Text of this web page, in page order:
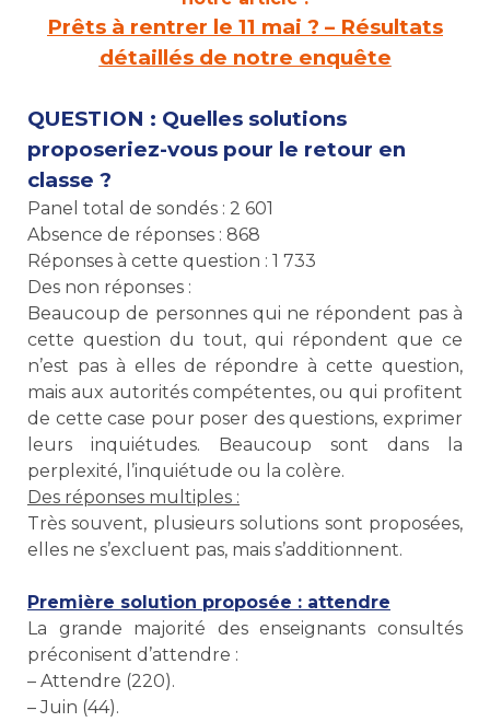
Prêts à rentrer le 11 mai ? – Résultats
détaillés de notre enquête
QUESTION : Quelles solutions
proposeriez-vous pour le retour en
classe ?
Panel total de sondés : 2 601
Absence de réponses : 868
Réponses à cette question : 1 733
Des non réponses :
Beaucoup de personnes qui ne répondent pas à
cette question du tout, qui répondent que ce
n’est pas à elles de répondre à cette question,
mais aux autorités compétentes, ou qui profitent
de cette case pour poser des questions, exprimer
leurs inquiétudes. Beaucoup sont dans la
perplexité, l’inquiétude ou la colère.
Des réponses multiples :
Très souvent, plusieurs solutions sont proposées,
elles ne s’excluent pas, mais s’additionnent.
Première solution proposée : attendre
La grande majorité des enseignants consultés
préconisent d’attendre :
– Attendre (220).
– Juin (44).